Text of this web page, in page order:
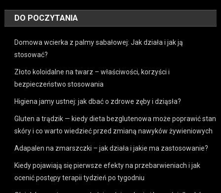
DO POCZYTANIA
Domowa wcierka z palmy sabałowej: Jak działa i jak ją
stosować?
Złoto koloidalne na twarz – właściwości, korzyści i
bezpieczeństwo stosowania
Higiena jamy ustnej: jak dbać o zdrowe zęby i dziąsła?
Gluten a trądzik — kiedy dieta bezglutenowa może poprawić stan
skóry i co warto wiedzieć przed zmianą nawyków żywieniowych
Adapalen na zmarszczki – jak działa i jakie ma zastosowanie?
Kiedy pojawiają się pierwsze efekty na przebarwieniach i jak
ocenić postępy terapii tydzień po tygodniu